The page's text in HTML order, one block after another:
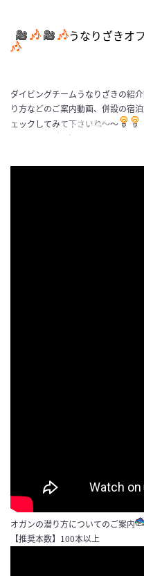
うなりざきオ
ダイビングチームうなりざきの紹
り方などのご案内動画、併設の宿
ェックしてみて下さいね～～
オガンの潜り方についてのご案内
【推奨本数】100本以上